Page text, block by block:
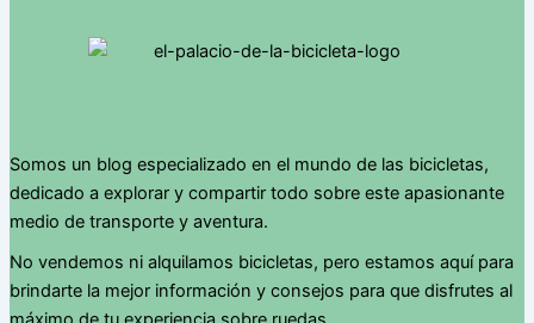
Somos un blog especializado en el mundo de las bicicletas,
dedicado a explorar y compartir todo sobre este apasionante
medio de transporte y aventura.
No vendemos ni alquilamos bicicletas, pero estamos aquí para
brindarte la mejor información y consejos para que disfrutes al